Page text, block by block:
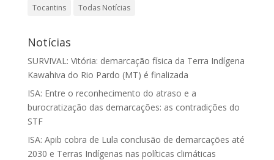
Tocantins
Todas Notícias
Notícias
SURVIVAL: Vitória: demarcação física da Terra Indígena
Kawahiva do Rio Pardo (MT) é finalizada
ISA: Entre o reconhecimento do atraso e a
burocratização das demarcações: as contradições do
STF
ISA: Apib cobra de Lula conclusão de demarcações até
2030 e Terras Indígenas nas políticas climáticas